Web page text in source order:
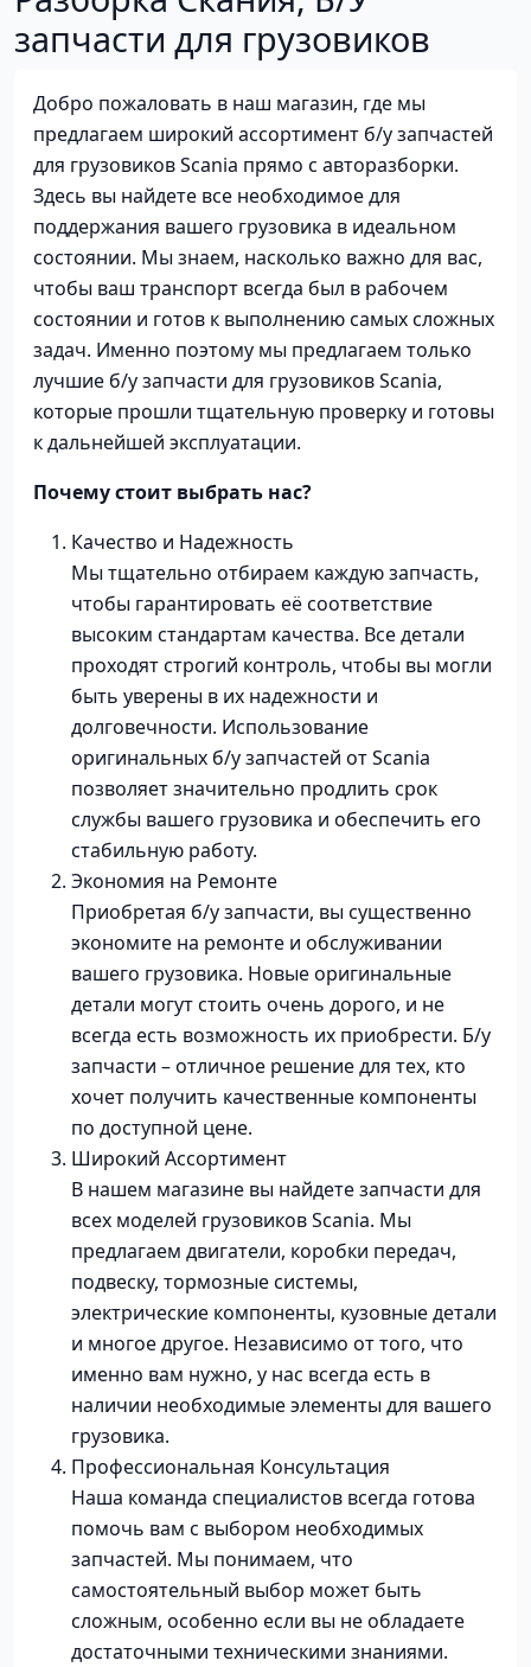
запчасти для грузовиков
Добро пожаловать в наш магазин, где мы
предлагаем широкий ассортимент б/у запчастей
для грузовиков Scania прямо с авторазборки.
Здесь вы найдете все необходимое для
поддержания вашего грузовика в идеальном
состоянии. Мы знаем, насколько важно для вас,
чтобы ваш транспорт всегда был в рабочем
состоянии и готов к выполнению самых сложных
задач. Именно поэтому мы предлагаем только
лучшие б/у запчасти для грузовиков Scania,
которые прошли тщательную проверку и готовы
к дальнейшей эксплуатации.
Почему стоит выбрать нас?
Качество и Надежность
Мы тщательно отбираем каждую запчасть,
чтобы гарантировать её соответствие
высоким стандартам качества. Все детали
проходят строгий контроль, чтобы вы могли
быть уверены в их надежности и
долговечности. Использование
оригинальных б/у запчастей от Scania
позволяет значительно продлить срок
службы вашего грузовика и обеспечить его
стабильную работу.
Экономия на Ремонте
Приобретая б/у запчасти, вы существенно
экономите на ремонте и обслуживании
вашего грузовика. Новые оригинальные
детали могут стоить очень дорого, и не
всегда есть возможность их приобрести. Б/у
запчасти – отличное решение для тех, кто
хочет получить качественные компоненты
по доступной цене.
Широкий Ассортимент
В нашем магазине вы найдете запчасти для
всех моделей грузовиков Scania. Мы
предлагаем двигатели, коробки передач,
подвеску, тормозные системы,
электрические компоненты, кузовные детали
и многое другое. Независимо от того, что
именно вам нужно, у нас всегда есть в
наличии необходимые элементы для вашего
грузовика.
Профессиональная Консультация
Наша команда специалистов всегда готова
помочь вам с выбором необходимых
запчастей. Мы понимаем, что
самостоятельный выбор может быть
сложным, особенно если вы не обладаете
достаточными техническими знаниями.